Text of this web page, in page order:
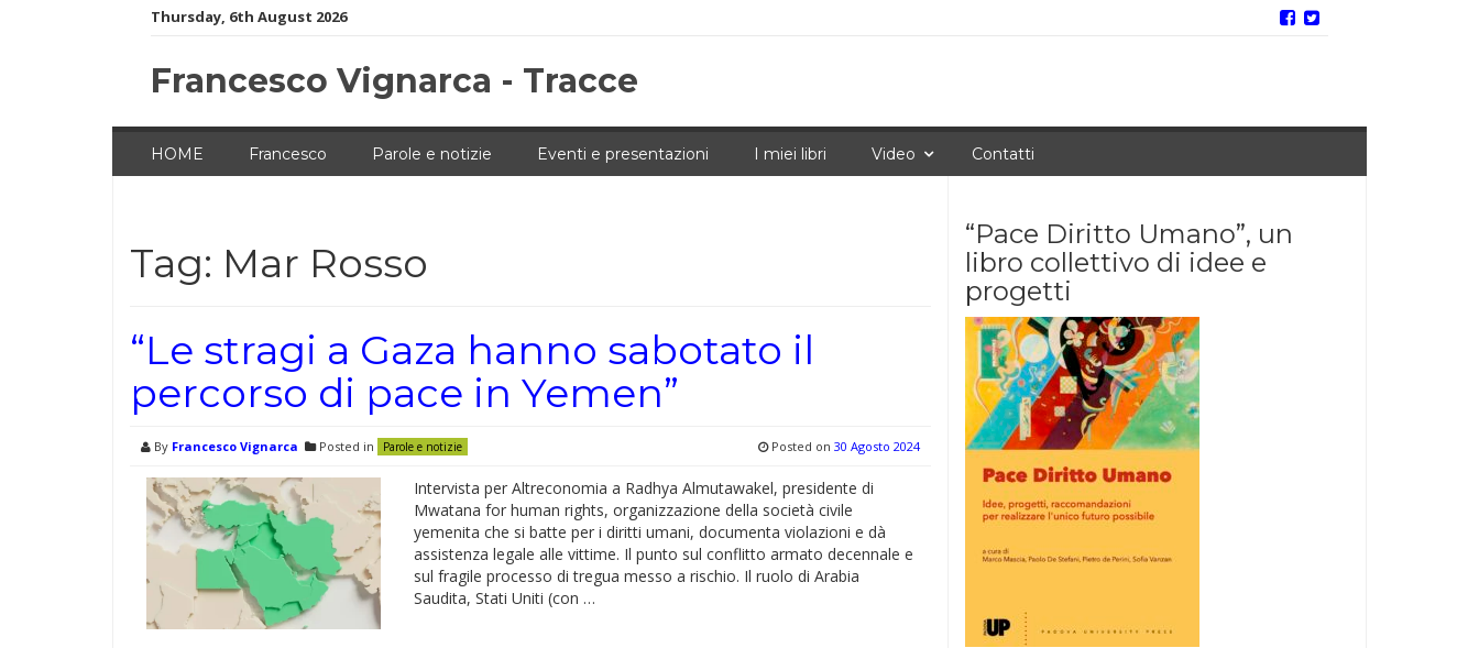
Thursday, 6th August 2026
Francesco Vignarca - Tracce
HOME Francesco Parole e notizie Eventi e presentazioni I miei libri Video Contatti
Tag: Mar Rosso
“Le stragi a Gaza hanno sabotato il
percorso di pace in Yemen”
By Francesco Vignarca Posted in Parole e notizie Posted on 30 Agosto 2024
Intervista per Altreconomia a Radhya Almutawakel, presidente di
Mwatana for human rights, organizzazione della società civile
yemenita che si batte per i diritti umani, documenta violazioni e dà
assistenza legale alle vittime. Il punto sul conflitto armato decennale e
sul fragile processo di tregua messo a rischio. Il ruolo di Arabia
Saudita, Stati Uniti (con …
“Pace Diritto Umano”, un
libro collettivo di idee e
progetti